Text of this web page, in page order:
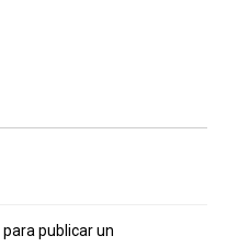
para publicar un